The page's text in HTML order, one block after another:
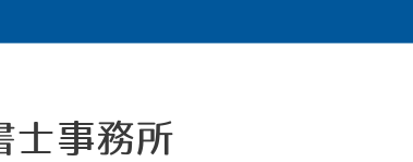
事務所